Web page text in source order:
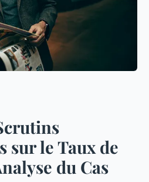
sur le Taux de
du Cas